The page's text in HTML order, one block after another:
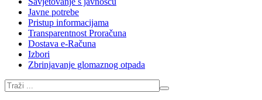
Javne potrebe
Pristup informacijama
Transparentnost Proračuna
Dostava e-Računa
Izbori
Zbrinjavanje glomaznog otpada